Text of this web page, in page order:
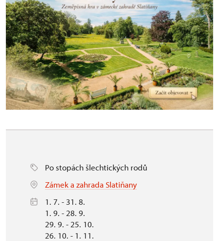
Po stopách šlechtických rodů
Zámek a zahrada Slatiňany
1. 7. - 31. 8.
1. 9. - 28. 9.
29. 9. - 25. 10.
26. 10. - 1. 11.